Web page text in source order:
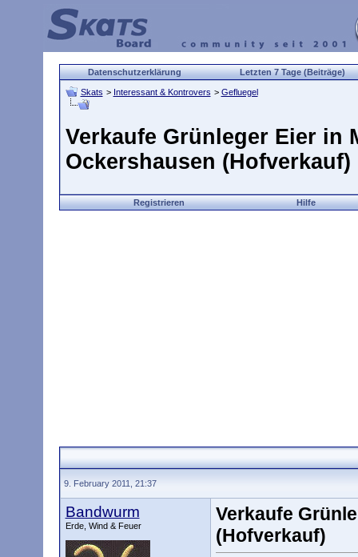
Datenschutzerklärung Letzten 7 Tage (Beiträge)
Skats > Interessant & Kontrovers > Gefluegel
Verkaufe Grünleger Eier in
Ockershausen (Hofverkauf)
Registrieren Hilfe
9. February 2011, 21:37
Bandwurm
Erde, Wind & Feuer
Verkaufe
(Hofverkauf)